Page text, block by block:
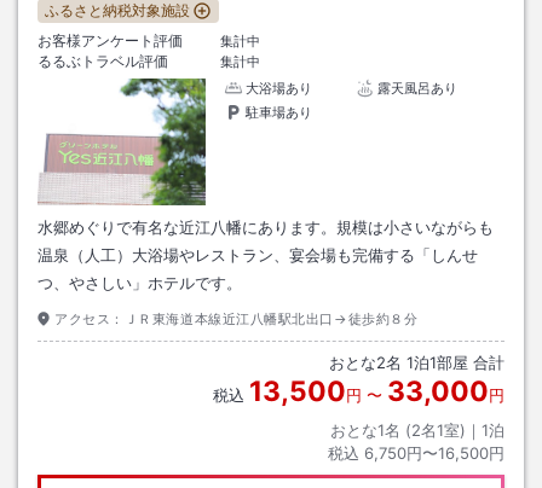
ふるさと納税対象施設
お客様アンケート評価
集計中
るるぶトラベル評価
集計中
大浴場あり
露天風呂あり
駐車場あり
水郷めぐりで有名な近江八幡にあります。規模は小さいながらも
温泉（人工）大浴場やレストラン、宴会場も完備する「しんせ
つ、やさしい」ホテルです。
アクセス： ＪＲ東海道本線近江八幡駅北出口→徒歩約８分
おとな2名 1泊1部屋 合計
税込 13,500円 〜 33,000円
おとな1名 (2名1室)｜ 1泊
税込 6,750円〜16,500円